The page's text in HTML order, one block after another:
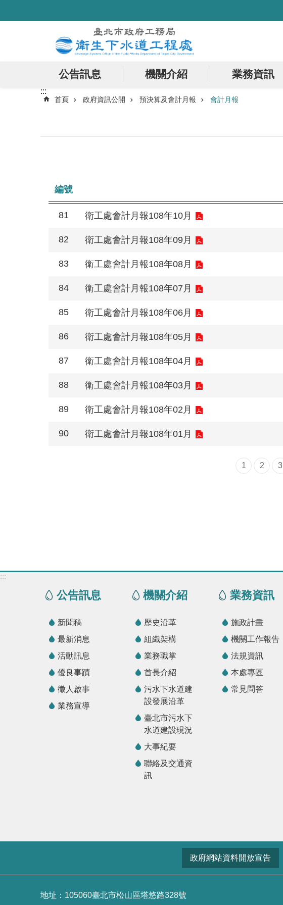
公告訊息 機關介紹 業務資訊
:::
首頁 政府資訊公開 預決算及會計月報 會計月報
編號
81 衛工處會計月報108年10月
82 衛工處會計月報108年09月
83 衛工處會計月報108年08月
84 衛工處會計月報108年07月
85 衛工處會計月報108年06月
86 衛工處會計月報108年05月
87 衛工處會計月報108年04月
88 衛工處會計月報108年03月
89 衛工處會計月報108年02月
90 衛工處會計月報108年01月
1 2 3
:::
公告訊息
新聞稿
最新消息
活動訊息
優良事蹟
徵人啟事
業務宣導
機關介紹
歷史沿革
組織架構
業務職掌
首長介紹
污水下水道建
設發展沿革
臺北市污水下
水道建設現況
大事紀要
聯絡及交通資
訊
業務資訊
施政計畫
機關工作報告
法規資訊
本處專區
常見問答
政府網站資料開放宣告
地址：105060臺北市松山區塔悠路328號